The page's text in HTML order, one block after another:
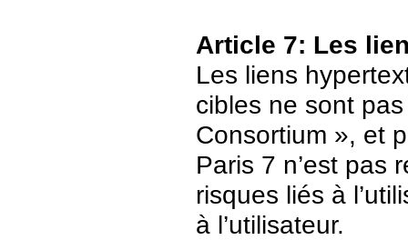
Article 7: Les
Les liens
cibles ne sont
Consortium », et
Paris 7 n’est pas
risques liés à
à l’utilisateur.